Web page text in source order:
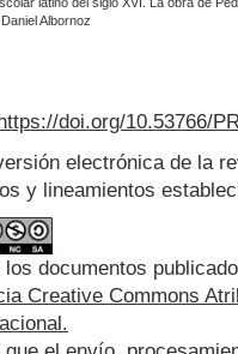
Albornoz
doi.org/10.53766/
electrónica de la
y lineamientos
los documentos
Creative Commons